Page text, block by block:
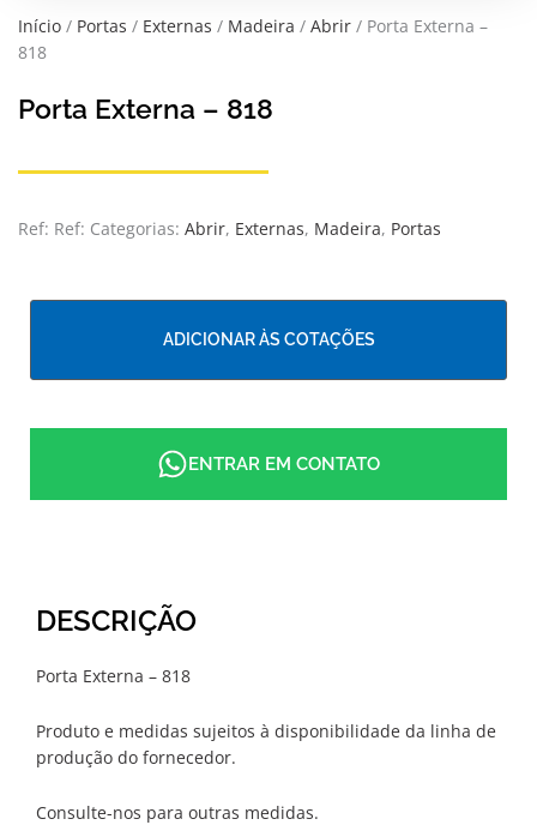
Início / Portas / Externas / Madeira / Abrir / Porta Externa –
818
Porta Externa – 818
Ref: Ref: Categorias: Abrir, Externas, Madeira, Portas
ADICIONAR ÀS COTAÇÕES
ENTRAR EM CONTATO
DESCRIÇÃO
Porta Externa – 818
Produto e medidas sujeitos à disponibilidade da linha de
produção do fornecedor.
Consulte-nos para outras medidas.